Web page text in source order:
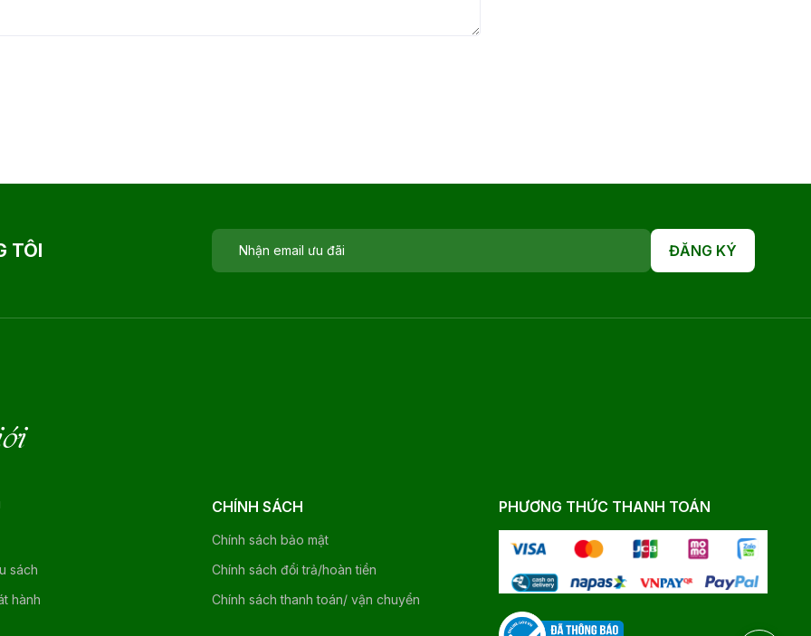
TÔI ĐĂNG KÝ
sách
hành
CHÍNH SÁCH
Chính sách bảo mật
Chính sách đổi trả/hoàn tiền
Chính sách thanh toán/ vận chuyển
PHƯƠNG THỨC THANH TOÁN